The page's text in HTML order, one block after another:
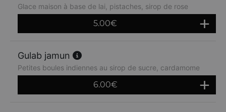
Glace maison à base de lai, pistaches, sirop de rose
5.00€
Gulab jamun
Petites boules indiennes au sirop de sucre, cardamome
6.00€